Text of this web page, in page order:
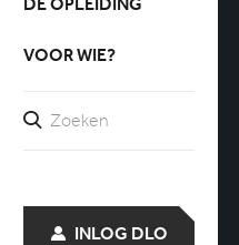
VOOR WIE?
INLOG DLO